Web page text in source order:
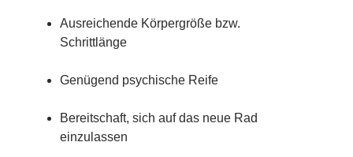
Ausreichende Körpergröße bzw.
Schrittlänge
Genügend psychische Reife
Bereitschaft, sich auf das neue Rad
einzulassen